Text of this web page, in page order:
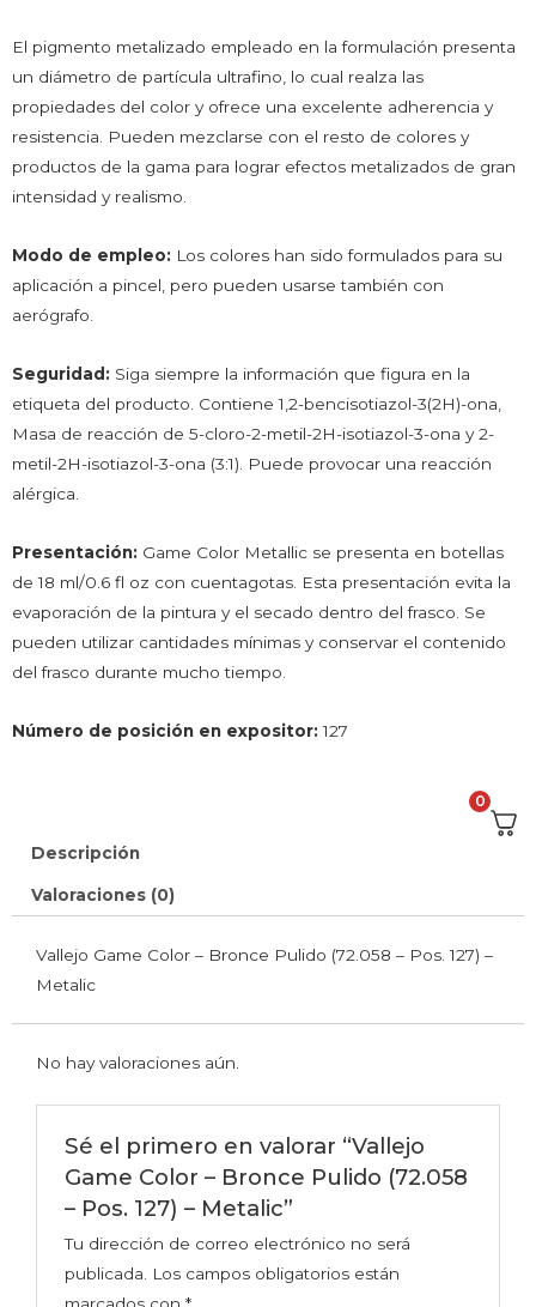
El pigmento metalizado empleado en la formulación presenta
un diámetro de partícula ultrafino, lo cual realza las
propiedades del color y ofrece una excelente adherencia y
resistencia. Pueden mezclarse con el resto de colores y
productos de la gama para lograr efectos metalizados de gran
intensidad y realismo.
Modo de empleo: Los colores han sido formulados para su
aplicación a pincel, pero pueden usarse también con
aerógrafo.
Seguridad: Siga siempre la información que figura en la
etiqueta del producto. Contiene 1,2-bencisotiazol-3(2H)-ona,
Masa de reacción de 5-cloro-2-metil-2H-isotiazol-3-ona y 2-
metil-2H-isotiazol-3-ona (3:1). Puede provocar una reacción
alérgica.
Presentación: Game Color Metallic se presenta en botellas
de 18 ml/0.6 fl oz con cuentagotas. Esta presentación evita la
evaporación de la pintura y el secado dentro del frasco. Se
pueden utilizar cantidades mínimas y conservar el contenido
del frasco durante mucho tiempo.
Número de posición en expositor:127
Descripción
Valoraciones (0)
Vallejo Game Color – Bronce Pulido (72.058 – Pos. 127) –
Metalic
No hay valoraciones aún.
Sé el primero en valorar “Vallejo
Game Color – Bronce Pulido (72.058
– Pos. 127) – Metalic”
Tu dirección de correo electrónico no será
publicada.
Los campos obligatorios están
marcados con *
0